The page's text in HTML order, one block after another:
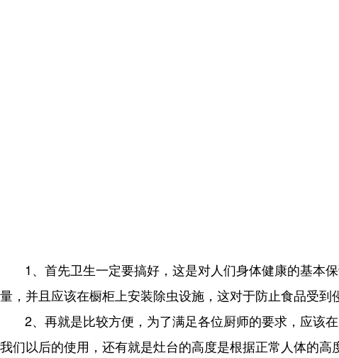
1、首先卫生一定要搞好，这是对人们身体健康的基本
量，并且应该在橱柜上安装除虫设施，这对于防止食品受到
2、再就是比较方便，为了满足各位厨师的要求，应该
我们以后的使用，还有就是灶台的高度是根据正常人体的高